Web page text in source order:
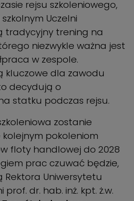
rejsu szkoleniowego,
Uczelni
tradycyjny trening na
niezwykle ważna jest
w zespole.
kluczowe dla zawodu
decydują o
statku podczas rejsu.
zostanie
kolejnym pokoleniom
floty handlowej do 2028
prac czuwać będzie,
Rektora Uniwersytetu
prof. dr. hab. inż. kpt. ż.w.